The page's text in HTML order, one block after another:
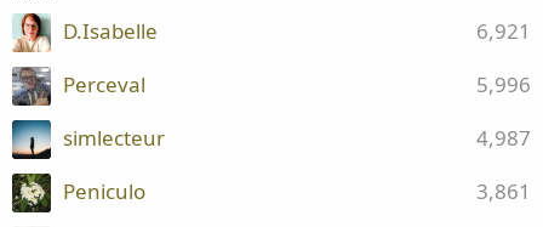
6,921
D.Isabelle
5,996
Perceval
4,987
simlecteur
3,861
Peniculo